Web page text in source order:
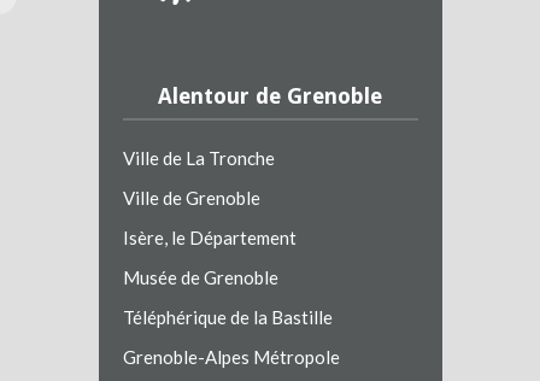
Alentour de Grenoble
Ville de La Tronche
Ville de Grenoble
Isère, le Département
Musée de Grenoble
Téléphérique de la Bastille
Grenoble-Alpes Métropole